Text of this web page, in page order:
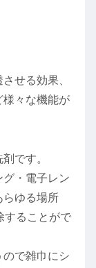
せる効果、
様々な機能が
です。
・電子レン
らゆる場所
することがで
で雑巾にシ